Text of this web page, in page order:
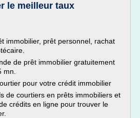
le meilleur taux
immobilier, prêt personnel, rachat
de prêt immobilier gratuitement
mn.
pour votre crédit immobilier
de courtiers en prêts immobiliers et
crédits en ligne pour trouver le